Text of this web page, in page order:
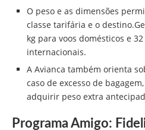
O peso e as dimensões
classe tarifária e o
kg para voos domésticos e
internacionais.
A Avianca também orienta
caso de excesso de
adquirir peso extra
Programa Amigo: